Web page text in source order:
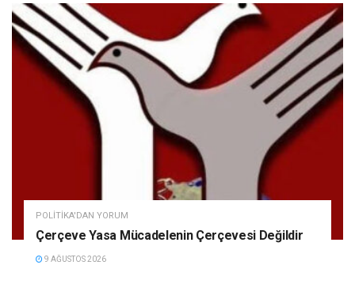
POLITIKA'DAN YORUM
Çerçeve Yasa Mücadelenin Çerçevesi Değildir
9 AĞUSTOS 2026